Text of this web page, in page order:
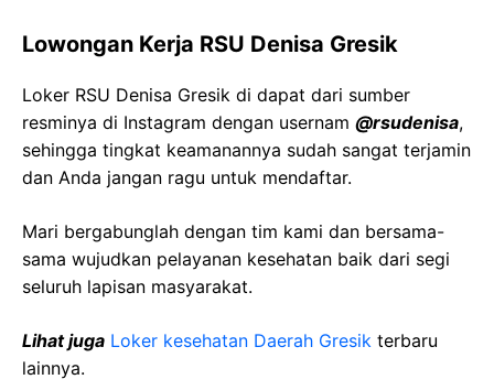
Lowongan Kerja RSU Denisa Gresik
Loker RSU Denisa Gresik di dapat dari sumber
resminya di Instagram dengan usernam @rsudenisa,
sehingga tingkat keamanannya sudah sangat terjamin
dan Anda jangan ragu untuk mendaftar.
Mari bergabunglah dengan tim kami dan bersama-
sama wujudkan pelayanan kesehatan baik dari segi
seluruh lapisan masyarakat.
Lihat juga Loker kesehatan Daerah Gresik terbaru
lainnya.